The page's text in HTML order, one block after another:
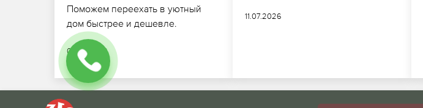
Поможем переехать в уютный
дом быстрее и дешевле.
08.07.2026
11.07.2026